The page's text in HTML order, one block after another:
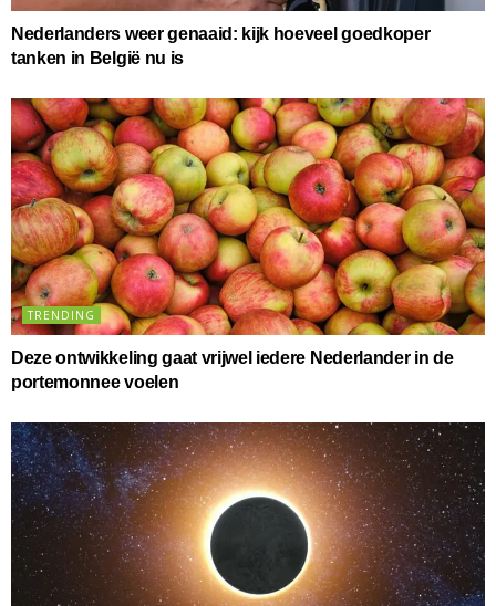
Nederlanders weer genaaid: kijk hoeveel goedkoper
tanken in België nu is
TRENDING
Deze ontwikkeling gaat vrijwel iedere Nederlander in de
portemonnee voelen